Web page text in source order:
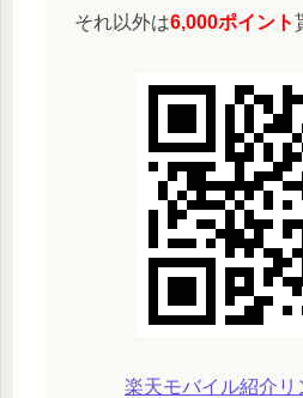
それ以外は6,000ポイント
楽天モバイル紹介リ